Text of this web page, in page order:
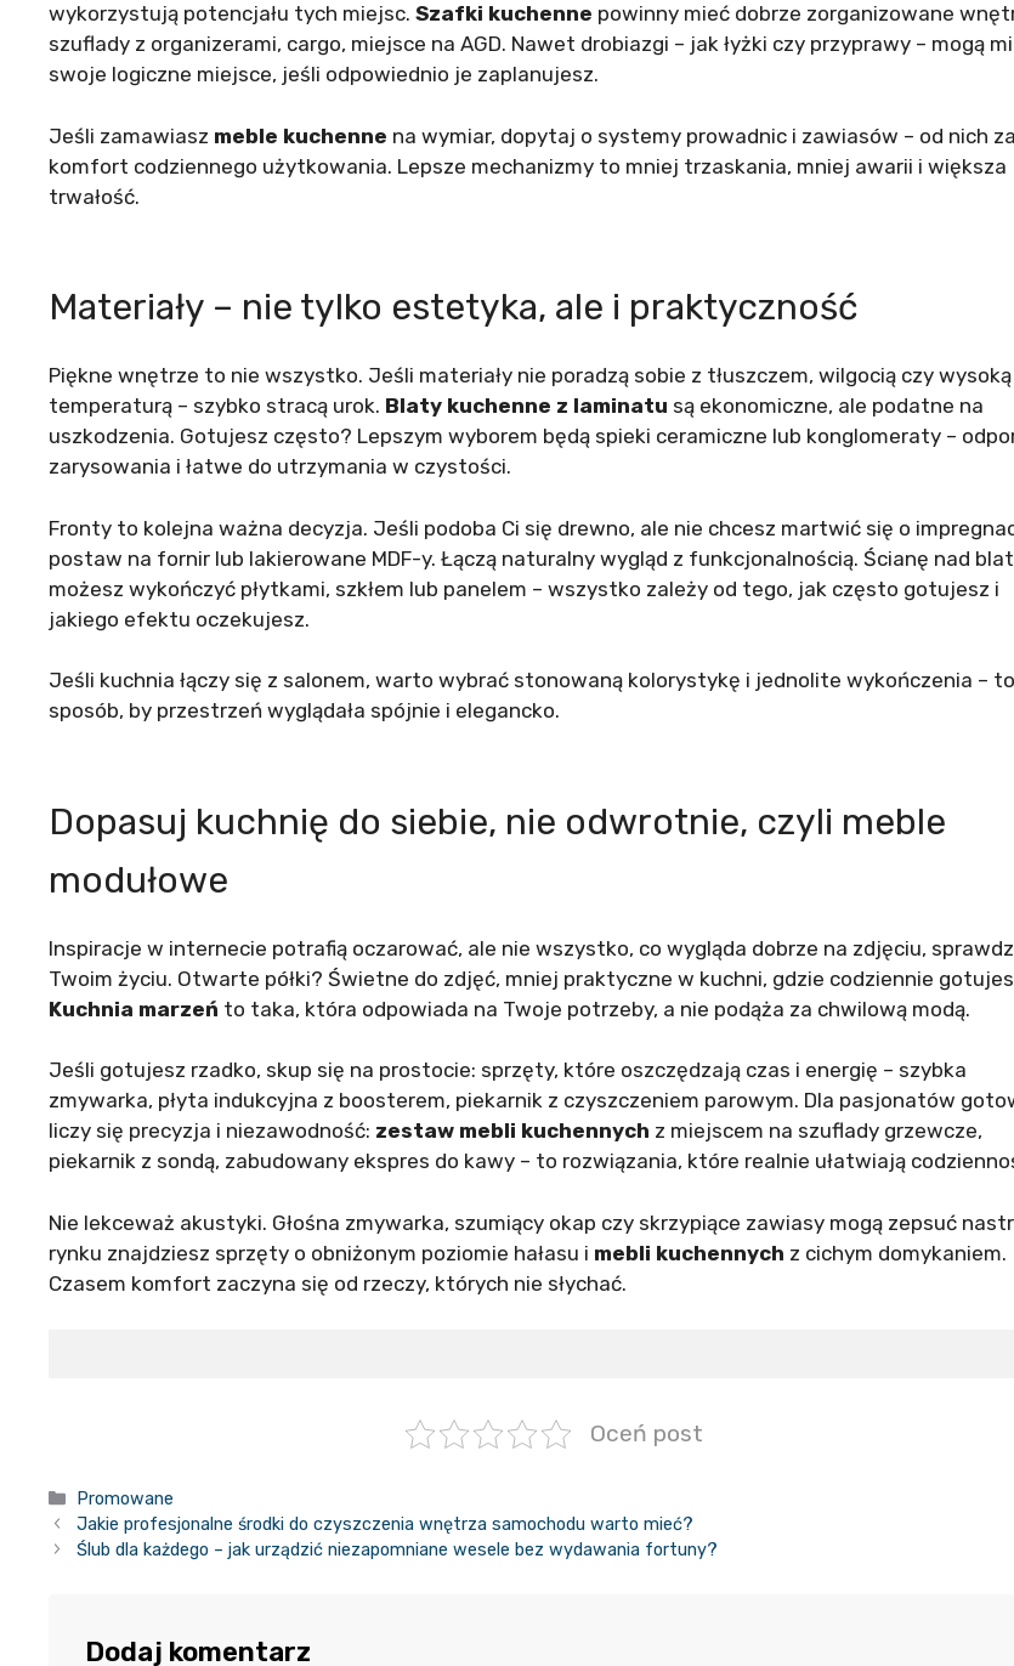
wykorzystują potencjału tych miejsc. Szafki kuchenne powinny mieć dobrze zorganizowane
szuflady z organizerami, cargo, miejsce na AGD. Nawet drobiazgi – jak łyżki czy przyprawy – mogą
swoje logiczne miejsce, jeśli odpowiednio je zaplanujesz.
Jeśli zamawiasz meble kuchenne na wymiar, dopytaj o systemy prowadnic i zawiasów – od nich
komfort codziennego użytkowania. Lepsze mechanizmy to mniej trzaskania, mniej awarii i większa
trwałość.
Materiały – nie tylko estetyka, ale i praktyczność
Piękne wnętrze to nie wszystko. Jeśli materiały nie poradzą sobie z tłuszczem, wilgocią czy wysoką
temperaturą – szybko stracą urok. Blaty kuchenne z laminatu są ekonomiczne, ale podatne na
uszkodzenia. Gotujesz często? Lepszym wyborem będą spieki ceramiczne lub konglomeraty –
zarysowania i łatwe do utrzymania w czystości.
Fronty to kolejna ważna decyzja. Jeśli podoba Ci się drewno, ale nie chcesz martwić się o
postaw na fornir lub lakierowane MDF-y. Łączą naturalny wygląd z funkcjonalnością. Ścianę nad
możesz wykończyć płytkami, szkłem lub panelem – wszystko zależy od tego, jak często gotujesz i
jakiego efektu oczekujesz.
Jeśli kuchnia łączy się z salonem, warto wybrać stonowaną kolorystykę i jednolite wykończenia – to
sposób, by przestrzeń wyglądała spójnie i elegancko.
Dopasuj kuchnię do siebie, nie odwrotnie, czyli meble
modułowe
Inspiracje w internecie potrafią oczarować, ale nie wszystko, co wygląda dobrze na zdjęciu,
Twoim życiu. Otwarte półki? Świetne do zdjęć, mniej praktyczne w kuchni, gdzie codziennie
Kuchnia marzeń to taka, która odpowiada na Twoje potrzeby, a nie podąża za chwilową modą.
Jeśli gotujesz rzadko, skup się na prostocie: sprzęty, które oszczędzają czas i energię – szybka
zmywarka, płyta indukcyjna z boosterem, piekarnik z czyszczeniem parowym. Dla pasjonatów
liczy się precyzja i niezawodność: zestaw mebli kuchennych z miejscem na szuflady grzewcze,
piekarnik z sondą, zabudowany ekspres do kawy – to rozwiązania, które realnie ułatwiają
Nie lekceważ akustyki. Głośna zmywarka, szumiący okap czy skrzypiące zawiasy mogą zepsuć
rynku znajdziesz sprzęty o obniżonym poziomie hałasu i mebli kuchennych z cichym domykaniem.
Czasem komfort zaczyna się od rzeczy, których nie słychać.
Oceń post
Kategorie
Promowane
Jakie profesjonalne środki do czyszczenia wnętrza samochodu warto mieć?
Ślub dla każdego – jak urządzić niezapomniane wesele bez wydawania fortuny?
Dodaj komentarz